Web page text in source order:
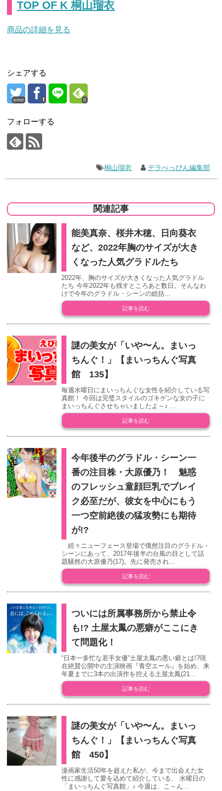
TOP OF K 桐山瑠衣
商品の詳細を見る
シェアする
error 0
フォローする
桐山瑠衣 デラべっぴん編集部
関連記事
能美真奈、桜井木穂、日向葵衣
など、2022年胸のサイズが大き
くなった人気グラドルたち
2022年、胸のサイズが大きくなった人気グラドル
たち 今年2022年も残すところあと数日。そんなわ
けで今年のグラドル・シーンの総括...
記事を読む
謎の美女が「いや〜ん。まいっ
ちんぐ！」【まいっちんぐ写真
館 135】
毎週水曜日にまいっちんぐな女性を紹介している写
真館！ 今回は完璧スタイルのゴキゲンな女の子に
まいっちんぐさせちゃいましたよ～♪ ...
記事を読む
今年後半のグラドル・シーン一
番の注目株・大原優乃！ 魅惑
のフレッシュ童顔巨乳でブレイ
ク必至だが、彼女を中心にもう
一つ空前絶後の猛攻勢にも期待
が!?
続々ニューフェース登場で俄然注目のグラドル・
シーンにあって、2017年後半の台風の目として話
題騒然の大原優乃(17)。先に発売され...
記事を読む
ついには所属事務所から禁止令
も!? 土屋太鳳の悪癖がここにき
て問題化！
“日本一多忙な若手女優”土屋太鳳の悪い癖とは!?現
在絶賛公開中の主演映画『青空エール』を始め、来
年夏までに3本の出演作を控える土屋太鳳(21...
記事を読む
謎の美女が「いや〜ん。まいっ
ちんぐ！」【まいっちんぐ写真
館 450】
漫画家生活50年を超えた私が、今まで出会えた女
性に感謝して愛を込めて紹介している、 水曜日の
「まいっちんぐ写真館」♪ 今週は、こ～ん...